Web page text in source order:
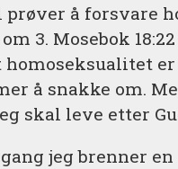
prøver å forsvare
3. Mosebok
å snakke om.
skal leve etter
jeg brenner